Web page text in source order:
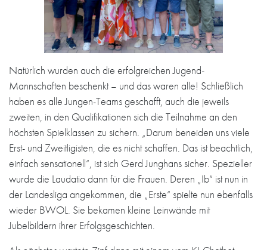
Natürlich wurden auch die erfolgreichen Jugend-
Mannschaften beschenkt – und das waren alle! Schließlich
haben es alle Jungen-Teams geschafft, auch die jeweils
zweiten, in den Qualifikationen sich die Teilnahme an den
höchsten Spielklassen zu sichern. „Darum beneiden uns viele
Erst- und Zweitligisten, die es nicht schaffen. Das ist beachtlich,
einfach sensationell“, ist sich Gerd Junghans sicher. Spezieller
wurde die Laudatio dann für die Frauen. Deren „Ib“ ist nun in
der Landesliga angekommen, die „Erste“ spielte nun ebenfalls
wieder BWOL. Sie bekamen kleine Leinwände mit
Jubelbildern ihrer Erfolgsgeschichten.